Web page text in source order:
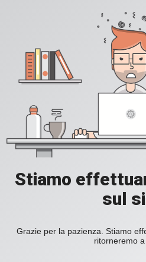
Stiamo
sul
Grazie per la pazienza. Stiamo
ritorneremo a